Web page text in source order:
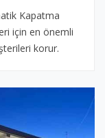
Kapatma
için en önemli
korur.